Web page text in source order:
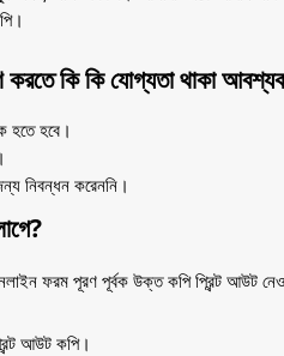
কি কি যোগ্যতা থাকা
হতে হবে।
নিবন্ধন করেননি।
ফরম পূরণ পূর্বক উক্ত কপি প্রিন্ট আউট
আউট কপি।